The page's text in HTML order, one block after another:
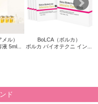
ル）
5ml...
BoLCA（ボルカ）
ボルカ バイオテクニ イン...
ド